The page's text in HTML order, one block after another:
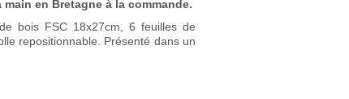
en Bretagne à la commande.
bois FSC 18x27cm, 6 feuilles de
repositionnable. Présenté dans un